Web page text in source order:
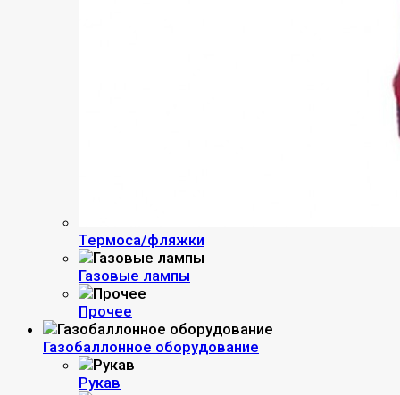
Термоса/фляжки
Газовые лампы
Прочее
Газобаллонное оборудование
Рукав